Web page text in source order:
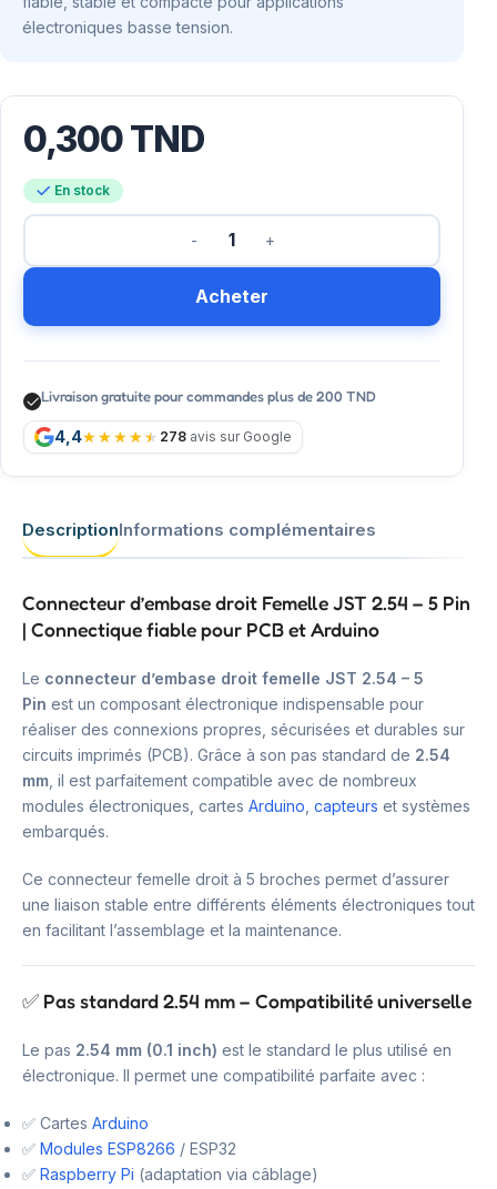
électroniques basse tension.
0,300TND
En stock
Acheter
Livraison gratuite pour commandes plus de 200 TND
4,4 278 avis sur Google
DescriptionInformations complémentaires
Connecteur d’embase droit Femelle JST 2.54 – 5 Pin
| Connectique fiable pour PCB et Arduino
Le connecteur d’embase droit femelle JST 2.54 – 5
Pin est un composant électronique indispensable pour
réaliser des connexions propres, sécurisées et durables sur
circuits imprimés (PCB). Grâce à son pas standard de 2.54
mm , il est parfaitement compatible avec de nombreux
modules électroniques, cartes Arduino capteurs et systèmes
embarqués.
Ce connecteur femelle droit à 5 broches permet d’assurer
une liaison stable entre différents éléments électroniques tout
en facilitant l’assemblage et la maintenance.
✅ Pas standard 2.54 mm – Compatibilité universelle
Le pas 2.54 mm (0.1 inch) est le standard le plus utilisé en
électronique. Il permet une compatibilité parfaite avec :
✅ Cartes Arduino
✅ Modules ESP8266 / ESP32
✅ Raspberry Pi (adaptation via câblage)